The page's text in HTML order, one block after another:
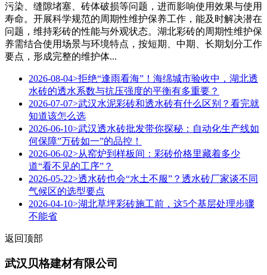
污染、缝隙堵塞、砖体破损等问题，进而影响使用效果与使用
寿命。开展科学规范的周期性维护保养工作，能及时解决潜在
问题，维持彩砖的性能与外观状态。湖北彩砖的周期性维护保
养需结合使用场景与环境特点，按短期、中期、长期划分工作
要点，形成完整的维护体...
2026-08-04>拒绝“逢雨看海”！海绵城市验收中，湖北透
水砖的透水系数与抗压强度的平衡有多重要？
2026-07-07>武汉水泥彩砖和透水砖有什么区别？看完就
知道该怎么选
2026-06-10>武汉透水砖批发带你探秘：自动化生产线如
何保障”万砖如一”的品控！
2026-06-02>从窑炉到样板间：彩砖价格里藏着多少
道“看不见的工序”？
2026-05-22>透水砖也会“水土不服”？透水砖厂家谈不同
气候区的选型要点
2026-04-10>湖北草坪彩砖施工前，这5个基层处理步骤
不能省
返回顶部
武汉贝格建材有限公司